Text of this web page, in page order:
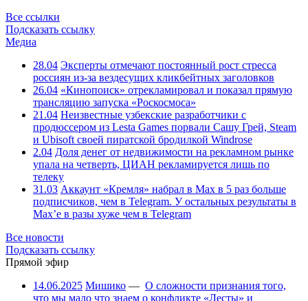
Все ссылки
Подсказать ссылку
Медиа
28.04 Эксперты отмечают постоянный рост стресса
россиян из-за вездесущих кликбейтных заголовков
26.04 «Кинопоиск» отрекламировал и показал прямую
трансляцию запуска «Роскосмоса»
21.04 Неизвестные узбекские разработчики с
продюссером из Lesta Games порвали Сашу Грей, Steam
и Ubisoft своей пиратской бродилкой Windrose
2.04 Доля денег от недвижимости на рекламном рынке
упала на четверть, ЦИАН рекламируется лишь по
телеку
31.03 Аккаунт «Кремля» набрал в Max в 5 раз больше
подписчиков, чем в Telegram. У остальных результаты в
Max’е в разы хуже чем в Telegram
Все новости
Подсказать ссылку
Прямой эфир
14.06.2025 Мишико — О сложности признания того,
что мы мало что знаем о конфликте «Лесты» и